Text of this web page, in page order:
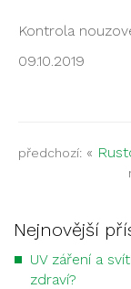
Kontrola
09.10.2019
předchozí: «
Nejnovější
UV záření a
zdraví?